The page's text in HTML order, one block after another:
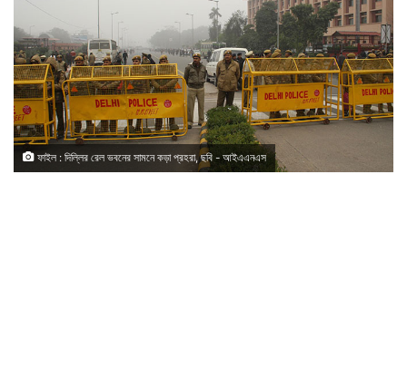
ফাইল : দিল্লির রেল ভবনের সামনে কড়া প্রহরা, ছবি - আইএএনএস